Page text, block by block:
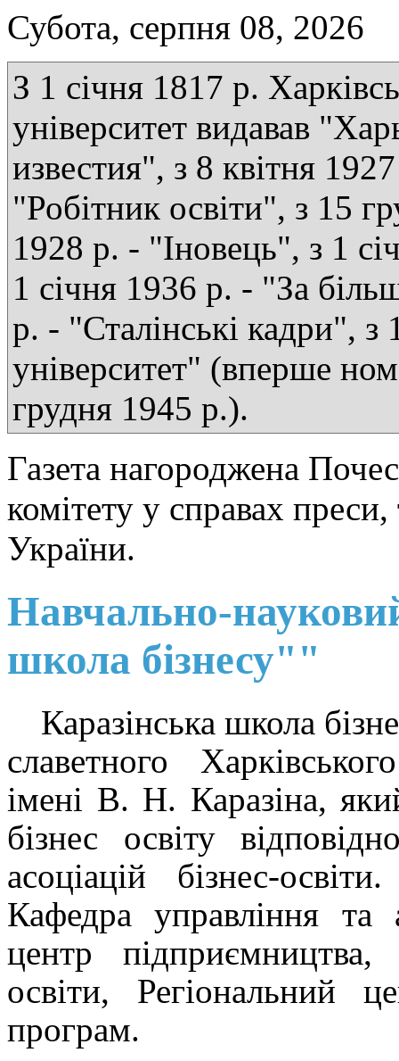
Субота, серпня 08, 2026
З 1 січня 1817 р.
університет видавав
известия", з 8 квітня
"Робітник освіти", з 15
1928 р. - "Іновець", з 1
1 січня 1936 р. - "За
р. - "Сталінські кадри",
університет" (вперше
грудня 1945 р.).
Газета нагороджена
комітету у справах
України.
Навчально-
школа бізнесу""
Каразінська школа
славетного
імені В. Н. Каразіна,
бізнес освіту
асоціацій бізнес-
Кафедра управління та
центр
освіти, Регіональний
програм.